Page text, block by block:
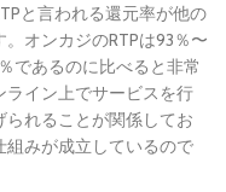
と言われる還元率が他の
オンカジのRTPは93％〜
であるのに比べると非常
イン上でサービスを行
れることが関係してお
組みが成立しているので